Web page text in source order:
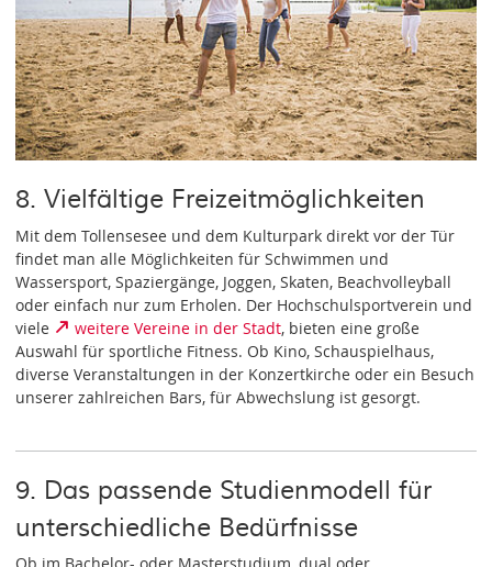
8. Vielfältige Freizeitmöglichkeiten
Mit dem Tollensesee und dem Kulturpark direkt vor der Tür
findet man alle Möglichkeiten für Schwimmen und
Wassersport, Spaziergänge, Joggen, Skaten, Beachvolleyball
oder einfach nur zum Erholen. Der Hochschulsportverein und
viele
weitere Vereine in der Stadt, bieten eine große
Auswahl für sportliche Fitness. Ob Kino, Schauspielhaus,
diverse Veranstaltungen in der Konzertkirche oder ein Besuch
unserer zahlreichen Bars, für Abwechslung ist gesorgt.
9. Das passende Studienmodell für
unterschiedliche Bedürfnisse